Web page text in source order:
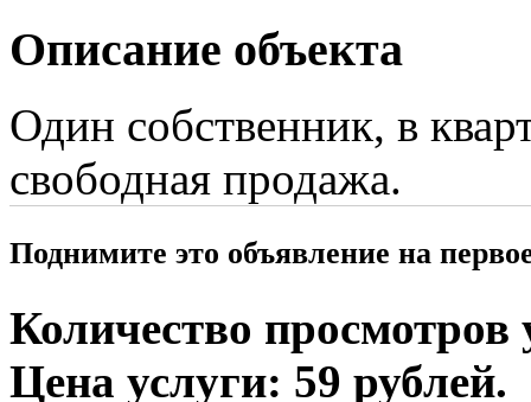
Описание объекта
Один собственник, в
свободная продажа.
Поднимите это объявление на
Количество просмотров
Цена услуги: 59 рублей.